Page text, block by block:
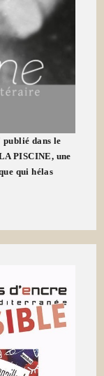
dans le
PISCINE, une
qui hélas